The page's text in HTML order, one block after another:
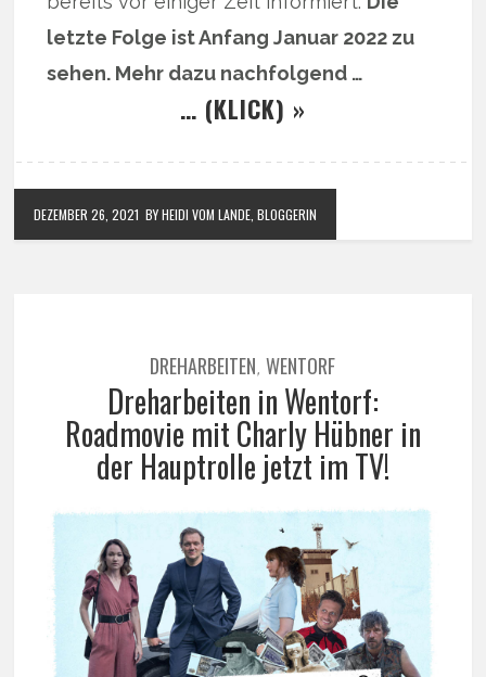
letzte Folge ist Anfang Januar 2022 zu
sehen. Mehr dazu nachfolgend …
… (KLICK) »
DEZEMBER 26, 2021 BY HEIDI VOM LANDE, BLOGGERIN
DREHARBEITEN, WENTORF
Dreharbeiten in Wentorf:
Roadmovie mit Charly Hübner in
der Hauptrolle jetzt im TV!